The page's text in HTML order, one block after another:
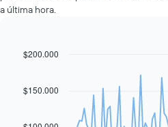
a última hora.
Line
91
data
Chart
$150.000
$200.000